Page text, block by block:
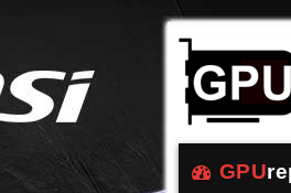
GPU